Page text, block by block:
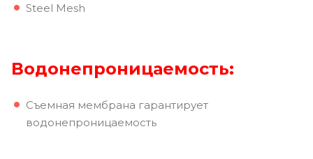
Steel Mesh
Водонепроницаемость:
Съемная мембрана гарантирует
водонепроницаемость